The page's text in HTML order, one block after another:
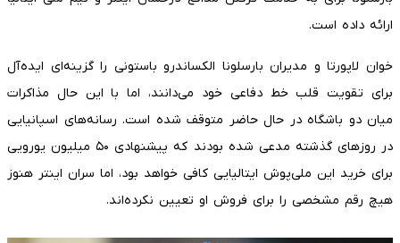
ارائه داده است.
خوان لاپورتا و مدیران بارسلونا الکساندرو باستونی را گزینه‌ای ایده‌آل
برای تقویت قلب خط دفاعی خود می‌دانند، اما با این حال مذاکرات
میان دو باشگاه در حال حاضر متوقف شده است. رسانه‌های اسپانیایی
در روزهای گذشته مدعی شده بودند که پیشنهادی ۵۰ میلیون یورویی
برای خرید این ملی‌پوش ایتالیایی کافی خواهد بود، اما سران اینتر هنوز
هیچ رقم مشخصی را برای فروش او تعیین نکرده‌اند.